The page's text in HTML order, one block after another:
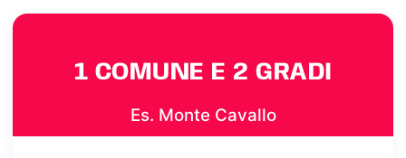
1 COMUNE E 2 GRADI
Es. Monte Cavallo